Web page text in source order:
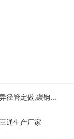
径管定做,碳钢...
通生产厂家